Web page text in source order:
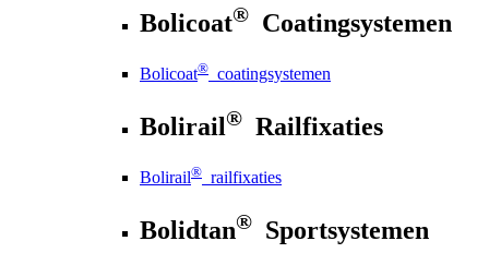
Bolicoat® Coatingsystemen
Bolicoat® coatingsystemen
Bolirail® Railfixaties
Bolirail® railfixaties
Bolidtan® Sportsystemen